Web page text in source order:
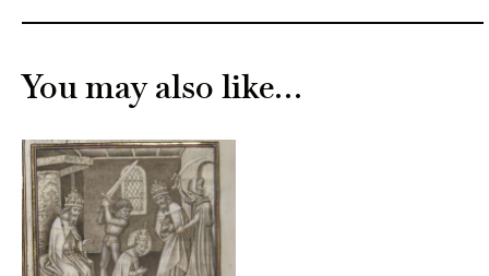
You may also like…